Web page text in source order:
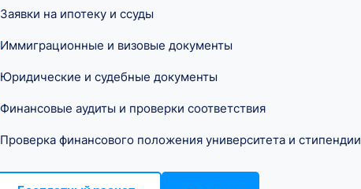
Заявки на ипотеку и ссуды
Иммиграционные и визовые документы
Юридические и судебные документы
Финансовые аудиты и проверки соответствия
Проверка финансового положения университета и стипендии